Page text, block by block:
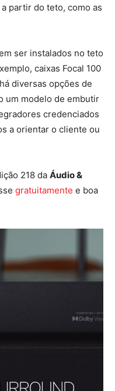
partir do teto, como as
ser instalados no teto
caixas Focal 100
diversas opções de
um modelo de embutir
credenciados
a orientar o cliente ou
218 da Áudio &
gratuitamente e boa